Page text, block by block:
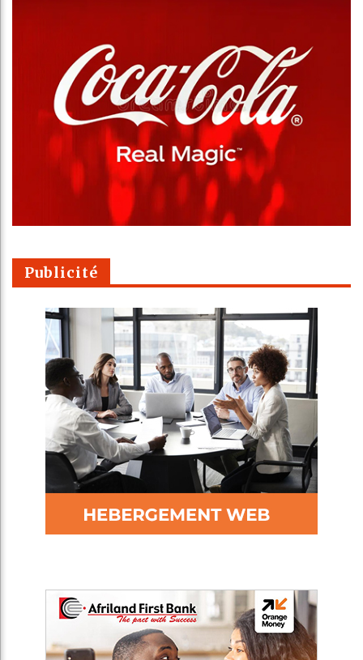
Publicité